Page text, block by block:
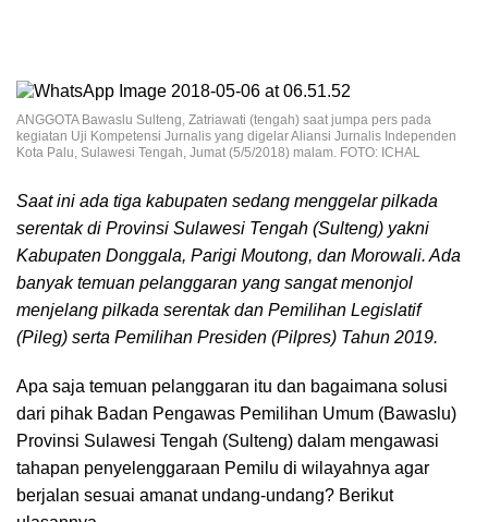
ANGGOTA Bawaslu Sulteng, Zatriawati (tengah) saat jumpa pers pada
kegiatan Uji Kompetensi Jurnalis yang digelar Aliansi Jurnalis Independen
Kota Palu, Sulawesi Tengah, Jumat (5/5/2018) malam. FOTO: ICHAL
Saat ini ada tiga kabupaten sedang menggelar pilkada
serentak di Provinsi Sulawesi Tengah (Sulteng) yakni
Kabupaten Donggala, Parigi Moutong, dan Morowali. Ada
banyak temuan pelanggaran yang sangat menonjol
menjelang pilkada serentak dan Pemilihan Legislatif
(Pileg) serta Pemilihan Presiden (Pilpres) Tahun 2019.
Apa saja temuan pelanggaran itu dan bagaimana solusi
dari pihak Badan Pengawas Pemilihan Umum (Bawaslu)
Provinsi Sulawesi Tengah (Sulteng) dalam mengawasi
tahapan penyelenggaraan Pemilu di wilayahnya agar
berjalan sesuai amanat undang-undang? Berikut